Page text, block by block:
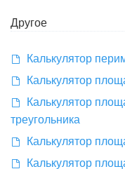
Другое
Калькулятор
Калькулятор
Калькулятор
треугольника
Калькулятор
Калькулятор